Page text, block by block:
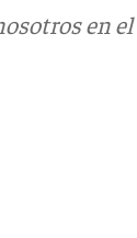
en el